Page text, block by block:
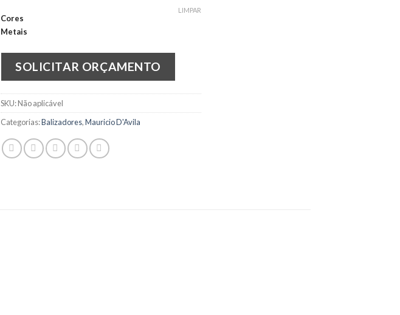
Cores
Metais
LIMPAR
SOLICITAR ORÇAMENTO
SKU:Não aplicável
Categorias:Balizadores,Mauricio D'Avila